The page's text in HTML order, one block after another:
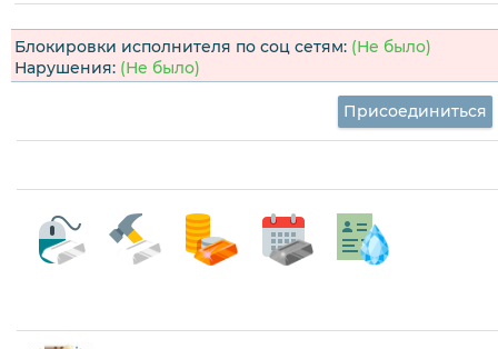
Блокировки исполнителя по соц сетям: (Не было)
Нарушения: (Не было)
Присоединиться